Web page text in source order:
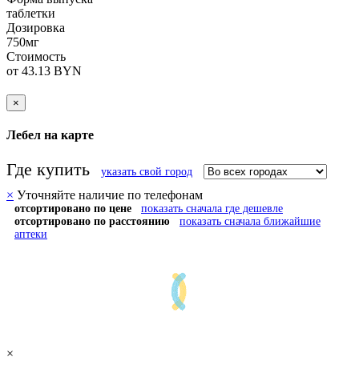
таблетки
Дозировка
750мг
Стоимость
от 43.13 BYN
×
Лебел на карте
Где купить указать свой город
× Уточняйте наличие по телефонам
отсортировано по цене
показать сначала где дешевле
отсортировано по расстоянию
показать сначала ближайшие
аптеки
×